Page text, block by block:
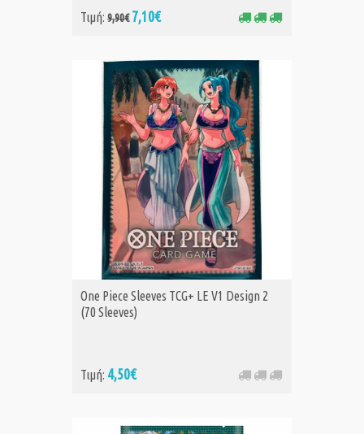
Τιμή: 9,90€ 7,10€
One Piece Sleeves TCG+ LE V1 Design 2
(70 Sleeves)
Τιμή: 4,50€